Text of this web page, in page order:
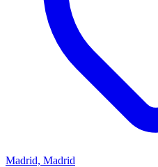
Madrid, Madrid